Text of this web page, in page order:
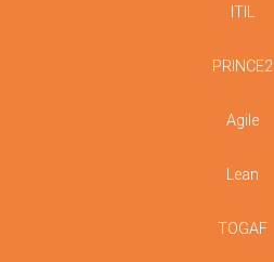
ITIL
PRINCE2
Agile
Lean
TOGAF